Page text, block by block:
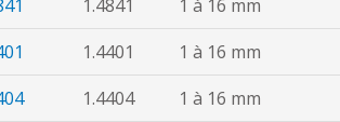
1.4841 1 à 16 mm
1.4401 1 à 16 mm
1.4404 1 à 16 mm